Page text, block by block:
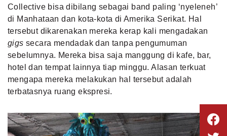
Collective bisa dibilang sebagai band paling ‘nyeleneh’
di Manhataan dan kota-kota di Amerika Serikat. Hal
tersebut dikarenakan mereka kerap kali mengadakan
gigs secara mendadak dan tanpa pengumuman
sebelumnya. Mereka bisa saja manggung di kafe, bar,
hotel dan tempat lainnya tiap minggu. Alasan terkuat
mengapa mereka melakukan hal tersebut adalah
terbatasnya ruang ekspresi.